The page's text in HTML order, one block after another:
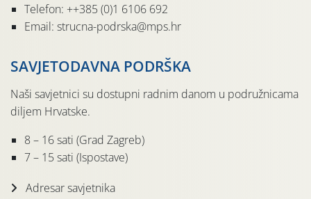
Telefon: ++385 (0)1 6106 692
Email: strucna-podrska@mps.hr
SAVJETODAVNA PODRŠKA
Naši savjetnici su dostupni radnim danom u podružnicama
diljem Hrvatske.
8 – 16 sati (Grad Zagreb)
7 – 15 sati (Ispostave)
Adresar savjetnika